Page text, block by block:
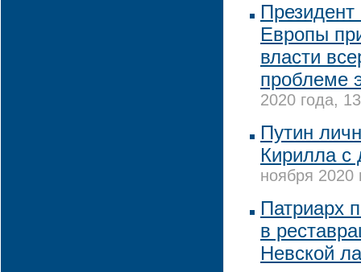
Европы
власти
проблеме
2020 года,
Путин
Кирилла с
ноября 2020
Патриарх
в
Невской